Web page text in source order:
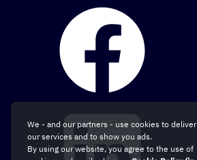
We - and our partners - use cookies to deliver
our services and to show you ads.
By using our website, you agree to the use of